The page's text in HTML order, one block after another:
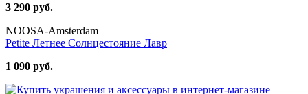
3 290 руб.
NOOSA-Amsterdam
Petite Летнее Солнцестояние Лавр
1 090 руб.